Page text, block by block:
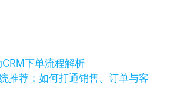
下单流程解析
推荐：如何打通销售、订单与客